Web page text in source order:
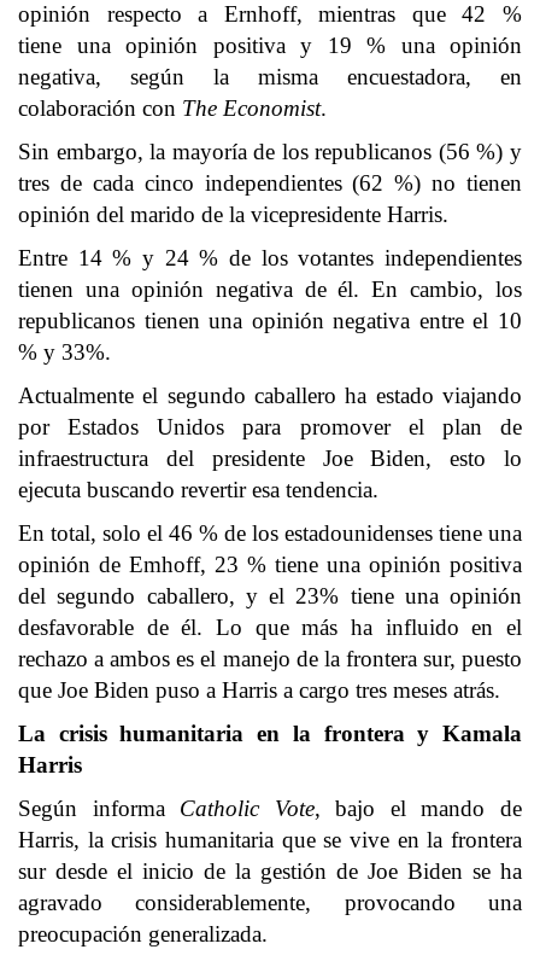
opinión respecto a Ernhoff, mientras que 42 %
tiene una opinión positiva y 19 % una opinión
negativa, según la misma encuestadora, en
colaboración con The Economist.
Sin embargo, la mayoría de los republicanos (56 %) y
tres de cada cinco independientes (62 %) no tienen
opinión del marido de la vicepresidente Harris.
Entre 14 % y 24 % de los votantes independientes
tienen una opinión negativa de él. En cambio, los
republicanos tienen una opinión negativa entre el 10
% y 33%.
Actualmente el segundo caballero ha estado viajando
por Estados Unidos para promover el plan de
infraestructura del presidente Joe Biden, esto lo
ejecuta buscando revertir esa tendencia.
En total, solo el 46 % de los estadounidenses tiene una
opinión de Emhoff, 23 % tiene una opinión positiva
del segundo caballero, y el 23% tiene una opinión
desfavorable de él. Lo que más ha influido en el
rechazo a ambos es el manejo de la frontera sur, puesto
que Joe Biden puso a Harris a cargo tres meses atrás.
La crisis humanitaria en la frontera y Kamala
Harris
Según informa Catholic Vote, bajo el mando de
Harris, la crisis humanitaria que se vive en la frontera
sur desde el inicio de la gestión de Joe Biden se ha
agravado considerablemente, provocando una
preocupación generalizada.